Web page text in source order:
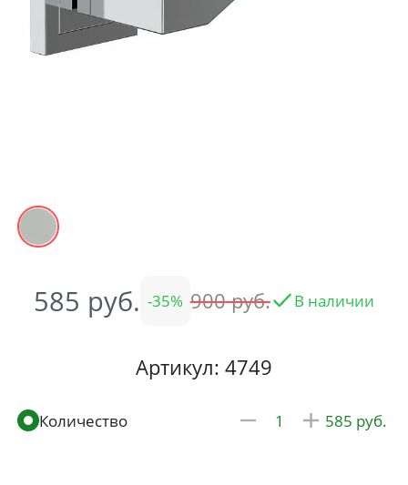
Контакты
585 35 900 В наличии
Артикул: 4749
585